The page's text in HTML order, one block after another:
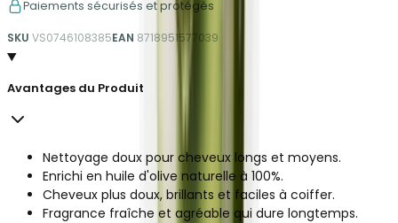
Paiements sécurisés et protégés
SKU VS0746108385EAN 8718951577039
Avantages du Produit
Nettoyage doux pour cheveux longs et moyens.
Enrichi en huile d'olive naturelle à 100%.
Cheveux plus doux, brillants et faciles à coiffer.
Fragrance fraîche et agréable qui dure longtemps.